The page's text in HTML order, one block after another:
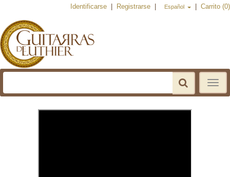
Identificarse Registrarse Español Carrito (0)
Toggle